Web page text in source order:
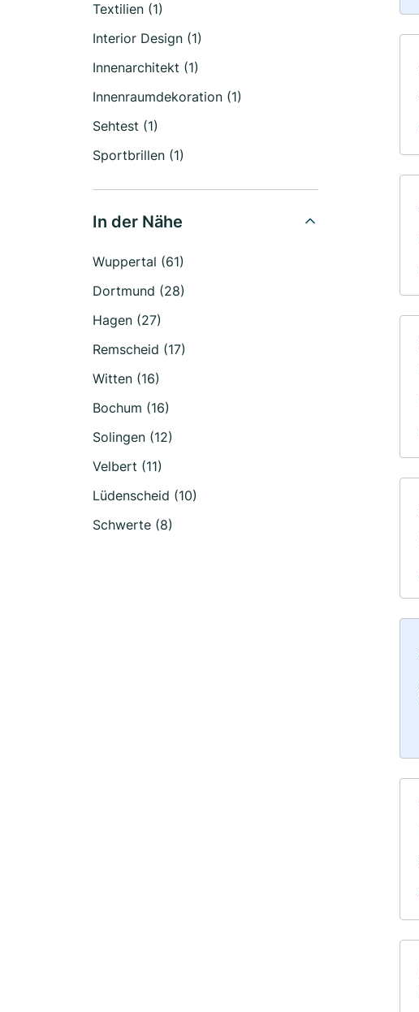
Textilien (1)
Interior Design (1)
Innenarchitekt (1)
Innenraumdekoration (1)
Sehtest (1)
Sportbrillen (1)
In der Nähe
Wuppertal (61)
Dortmund (28)
Hagen (27)
Remscheid (17)
Witten (16)
Bochum (16)
Solingen (12)
Velbert (11)
Lüdenscheid (10)
Schwerte (8)